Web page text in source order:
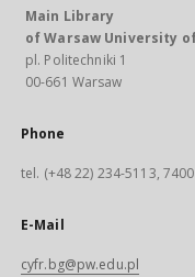
Main Library
of Warsaw University
pl. Politechniki 1
00-661 Warsaw
Phone
tel. (+48 22) 234-5113, 7400
E-Mail
cyfr.bg@pw.edu.pl